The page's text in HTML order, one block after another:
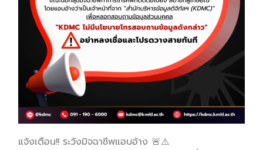
แจ้งเตือน!! ระวังมิจฉาชีพแอบอ้าง 🚨⚠️